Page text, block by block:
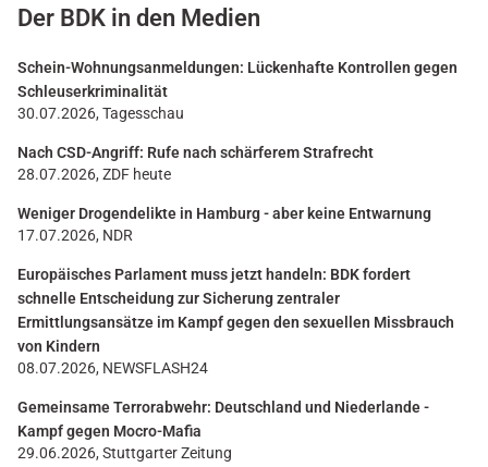
Der BDK in den Medien
Schein-Wohnungsanmeldungen: Lückenhafte Kontrollen gegen
Schleuserkriminalität
30.07.2026, Tagesschau
Nach CSD-Angriff: Rufe nach schärferem Strafrecht
28.07.2026, ZDF heute
Weniger Drogendelikte in Hamburg - aber keine Entwarnung
17.07.2026, NDR
Europäisches Parlament muss jetzt handeln: BDK fordert
schnelle Entscheidung zur Sicherung zentraler
Ermittlungsansätze im Kampf gegen den sexuellen Missbrauch
von Kindern
08.07.2026, NEWSFLASH24
Gemeinsame Terrorabwehr: Deutschland und Niederlande -
Kampf gegen Mocro-Mafia
29.06.2026, Stuttgarter Zeitung